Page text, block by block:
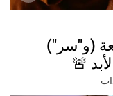
شائعة (و"سر")
🚨